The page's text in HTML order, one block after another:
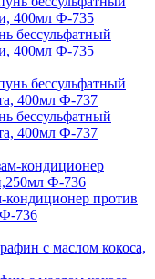
бессульфатный
400мл Ф-735
бессульфатный
400мл Ф-737
против
736